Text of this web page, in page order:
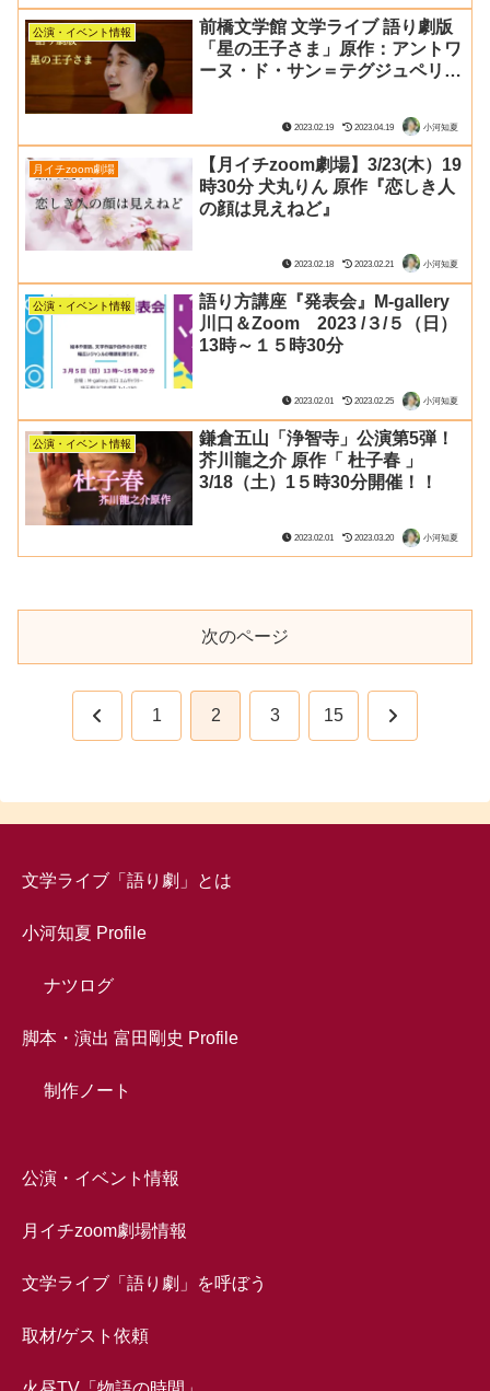
公演・イベント情報
前橋文学館 文学ライブ 語り劇版
「星の王子さま」原作：アントワ
ーヌ・ド・サン＝テグジュペリ
2023.02.19 2023.04.19 小河知夏
月イチzoom劇場
【月イチzoom劇場】3/23(木）19
時30分 犬丸りん 原作『恋しき人
の顔は見えねど』
2023.02.18 2023.02.21 小河知夏
公演・イベント情報
語り方講座『発表会』M-gallery
川口＆Zoom 2023 /３/５（日）
13時～１５時30分
2023.02.01 2023.02.25 小河知夏
公演・イベント情報
鎌倉五山「浄智寺」公演第5弾！
芥川龍之介 原作「 杜子春 」
3/18（土）1５時30分開催！！
2023.02.01 2023.03.20 小河知夏
次のページ
前 1 2 3 15 次
文学ライブ「語り劇」とは
小河知夏 Profile
ナツログ
脚本・演出 富田剛史 Profile
制作ノート
公演・イベント情報
月イチzoom劇場情報
文学ライブ「語り劇」を呼ぼう
取材/ゲスト依頼